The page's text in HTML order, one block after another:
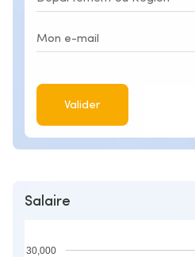
Valider
Salaire
30,000